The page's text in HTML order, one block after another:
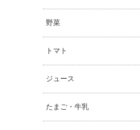
野菜
トマト
ジュース
たまご・牛乳